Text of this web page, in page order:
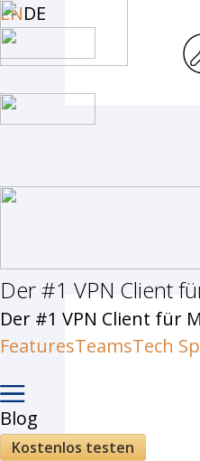
ENDE
Der #1 VPN Client
Der #1 VPN Client für
FeaturesTeamsTech
Blog
Kostenlos testen
Skip
to
main
content
Hit